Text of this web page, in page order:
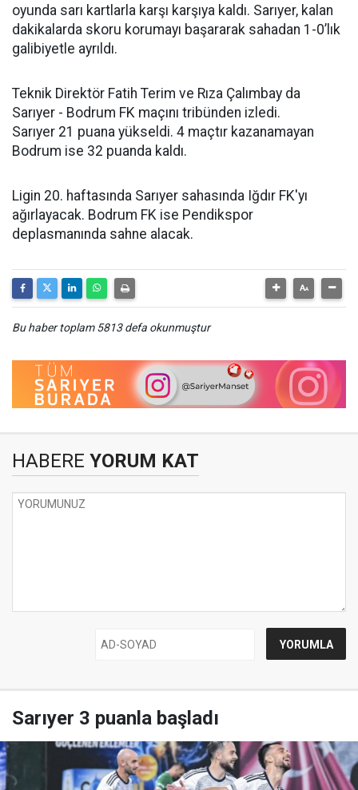
oyunda sarı kartlarla karşı karşıya kaldı. Sarıyer, kalan
dakikalarda skoru korumayı başararak sahadan 1-0’lık
galibiyetle ayrıldı.
Teknik Direktör Fatih Terim ve Rıza Çalımbay da
Sarıyer - Bodrum FK maçını tribünden izledi.
Sarıyer 21 puana yükseldi. 4 maçtır kazanamayan
Bodrum ise 32 puanda kaldı.
Ligin 20. haftasında Sarıyer sahasında Iğdır FK'yı
ağırlayacak. Bodrum FK ise Pendikspor
deplasmanında sahne alacak.
Bu haber toplam 5813 defa okunmuştur
HABERE YORUM KAT
Sarıyer 3 puanla başladı